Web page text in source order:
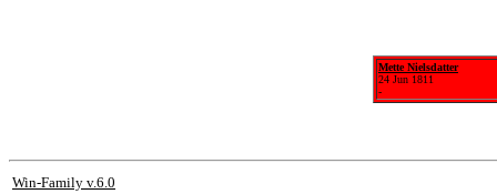
Mette Nielsdatter
24 Jun 1811
-
Win-Family v.6.0